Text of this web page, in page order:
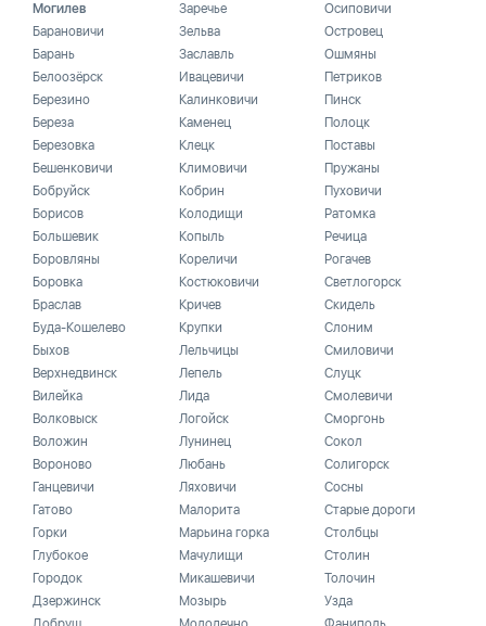
Могилев
Барановичи
Барань
Белоозёрск
Березино
Береза
Березовка
Бешенковичи
Бобруйск
Борисов
Большевик
Боровляны
Боровка
Браслав
Буда-Кошелево
Быхов
Верхнедвинск
Вилейка
Волковыск
Воложин
Вороново
Ганцевичи
Гатово
Горки
Глубокое
Городок
Дзержинск
Заречье
Зельва
Заславль
Ивацевичи
Калинковичи
Каменец
Клецк
Климовичи
Кобрин
Колодищи
Копыль
Кореличи
Костюковичи
Кричев
Крупки
Лельчицы
Лепель
Лида
Логойск
Лунинец
Любань
Ляховичи
Малорита
Марьина горка
Мачулищи
Микашевичи
Мозырь
Осиповичи
Островец
Ошмяны
Петриков
Пинск
Полоцк
Поставы
Пружаны
Пуховичи
Ратомка
Речица
Рогачев
Светлогорск
Скидель
Слоним
Смиловичи
Слуцк
Смолевичи
Сморгонь
Сокол
Солигорск
Сосны
Старые дороги
Столбцы
Столин
Толочин
Узда